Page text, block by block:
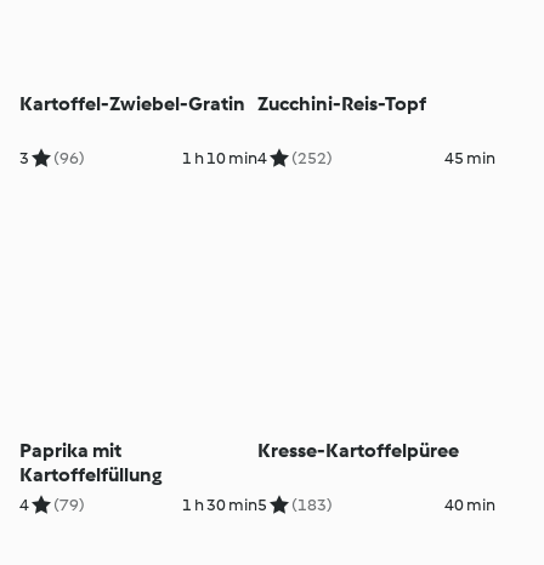
Kartoffel-Zwiebel-Gratin
3 (96) 1 h 10 min
Zucchini-Reis-Topf
4 (252) 45 min
Paprika mit
Kartoffelfüllung
4 (79) 1 h 30 min
Kresse-Kartoffelpüree
5 (183) 40 min